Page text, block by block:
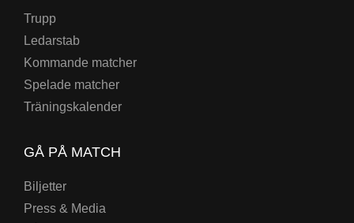
Trupp
Ledarstab
Kommande matcher
Spelade matcher
Träningskalender
GÅ PÅ MATCH
Biljetter
Press & Media